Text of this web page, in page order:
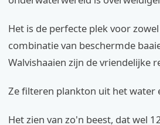
Het is de perfecte plek voor
combinatie van beschermde
Walvishaaien zijn de vriendelijke
Ze filteren plankton uit het water
Het zien van zo'n beest, dat wel